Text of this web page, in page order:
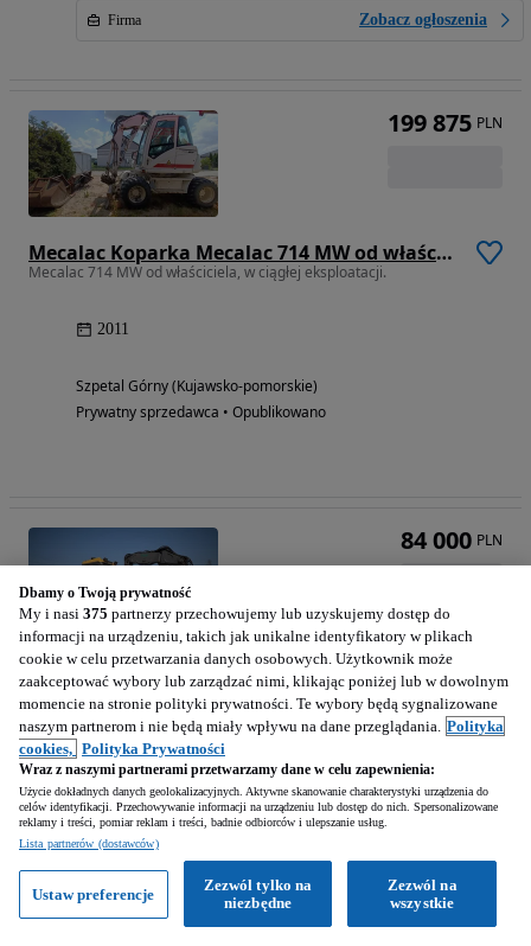
Firma Zobacz ogłoszenia
Mecalac Koparka Mecalac 714 MW od właściciela, w ciągłej eksploatacji. Brutto z 23%
Mecalac 714 MW od właściciela, w ciągłej eksploatacji.
2011
Szpetal Górny (Kujawsko-pomorskie)
Prywatny sprzedawca • Opublikowano
199 875 PLN
Mecalac 12MTX /2006/ Komplet Łyżek 6szt
2006
Warszawa (Mazowieckie)
Prywatny sprzedawca • Opublikowano
84 000 PLN
Dbamy o Twoją prywatność
My i nasi 375 partnerzy przechowujemy lub uzyskujemy dostęp do
informacji na urządzeniu, takich jak unikalne identyfikatory w plikach
cookie w celu przetwarzania danych osobowych. Użytkownik może
zaakceptować wybory lub zarządzać nimi, klikając poniżej lub w dowolnym
momencie na stronie polityki prywatności. Te wybory będą sygnalizowane
naszym partnerom i nie będą miały wpływu na dane przeglądania. Polityka
cookies, Polityka Prywatności
Wraz z naszymi partnerami przetwarzamy dane w celu zapewnienia:
Użycie dokładnych danych geolokalizacyjnych. Aktywne skanowanie charakterystyki urządzenia do
celów identyfikacji. Przechowywanie informacji na urządzeniu lub dostęp do nich. Spersonalizowane
reklamy i treści, pomiar reklam i treści, badnie odbiorców i ulepszanie usług.
Lista partnerów (dostawców)
Zezwól na
wszystkie
Zezwól tylko na
niezbędne
Ustaw preferencje